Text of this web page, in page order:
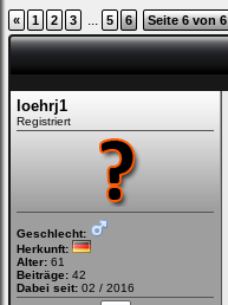
« 1 2 3 ... 5 6 Seite 6 von 6
loehrj1
Registriert
Geschlecht:
Herkunft:
Alter: 61
Beiträge: 42
Dabei seit: 02 / 2016